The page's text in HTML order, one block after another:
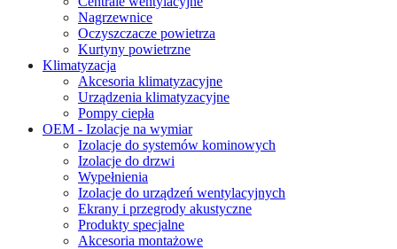
Nagrzewnice
Oczyszczacze powietrza
Kurtyny powietrzne
Klimatyzacja
Akcesoria klimatyzacyjne
Urządzenia klimatyzacyjne
Pompy ciepła
OEM - Izolacje na wymiar
Izolacje do systemów kominowych
Izolacje do drzwi
Wypełnienia
Izolacje do urządzeń wentylacyjnych
Ekrany i przegrody akustyczne
Produkty specjalne
Akcesoria montażowe